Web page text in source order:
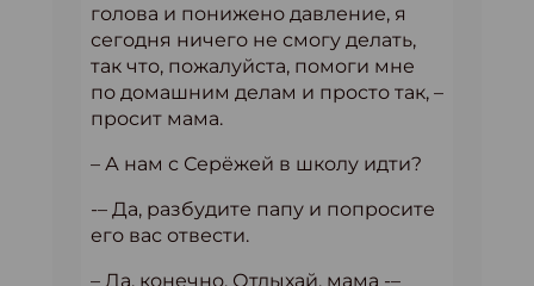
голова и понижено давление, я
сегодня ничего не смогу делать,
так что, пожалуйста, помоги мне
по домашним делам и просто так, –
просит мама.
– А нам с Серёжей в школу идти?
-– Да, разбудите папу и попросите
его вас отвести.
– Да, конечно. Отдыхай, мама -–